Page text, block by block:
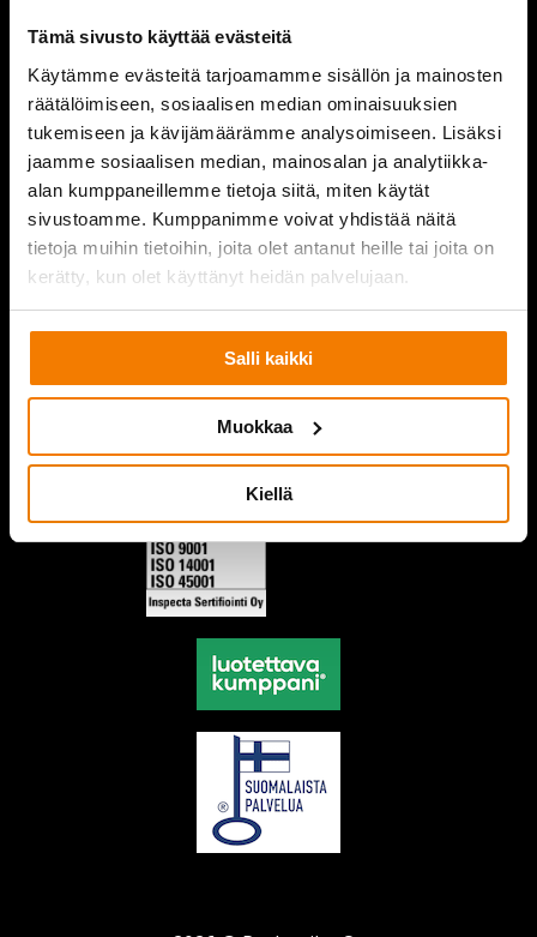
Tämä sivusto käyttää evästeitä
Käytämme evästeitä tarjoamamme sisällön ja mainosten
räätälöimiseen, sosiaalisen median ominaisuuksien
tukemiseen ja kävijämäärämme analysoimiseen. Lisäksi
jaamme sosiaalisen median, mainosalan ja analytiikka-
alan kumppaneillemme tietoja siitä, miten käytät
sivustoamme. Kumppanimme voivat yhdistää näitä
tietoja muihin tietoihin, joita olet antanut heille tai joita on
kerätty, kun olet käyttänyt heidän palvelujaan.
Salli kaikki
Muokkaa
Kiellä
YRITYS
YHTEYSTIEDOT
PURKUPIHA